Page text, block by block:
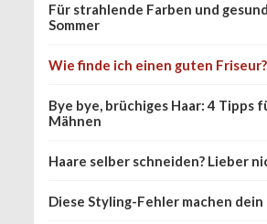
Für strahlende Farben und
Sommer
Wie finde ich einen guten Friseur?
Bye bye, brüchiges Haar: 4 Tipps
Mähnen
Haare selber schneiden? Lieber
Diese Styling-Fehler machen